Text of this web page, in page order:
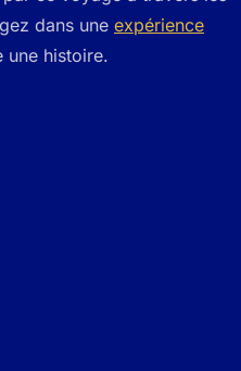
dans une expérience
une histoire.